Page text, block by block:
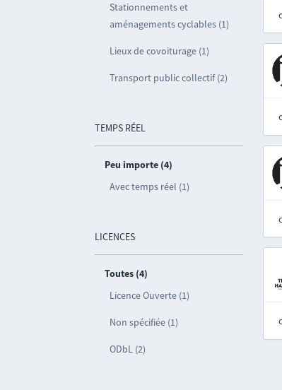
Stationnements et
aménagements cyclables (1)
Lieux de covoiturage (1)
Transport public collectif (2)
TEMPS RÉEL
Peu importe (4)
Avec temps réel (1)
LICENCES
Toutes (4)
Licence Ouverte (1)
Non spécifiée (1)
ODbL (2)